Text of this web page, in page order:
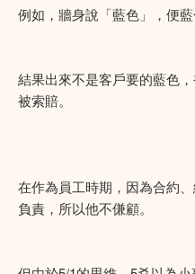
例如，牆身說「藍色」，便藍
結果出來不是客戶要的藍色
被索賠。
在作為員工時期，因為合約
負責，所以他不傔顧。